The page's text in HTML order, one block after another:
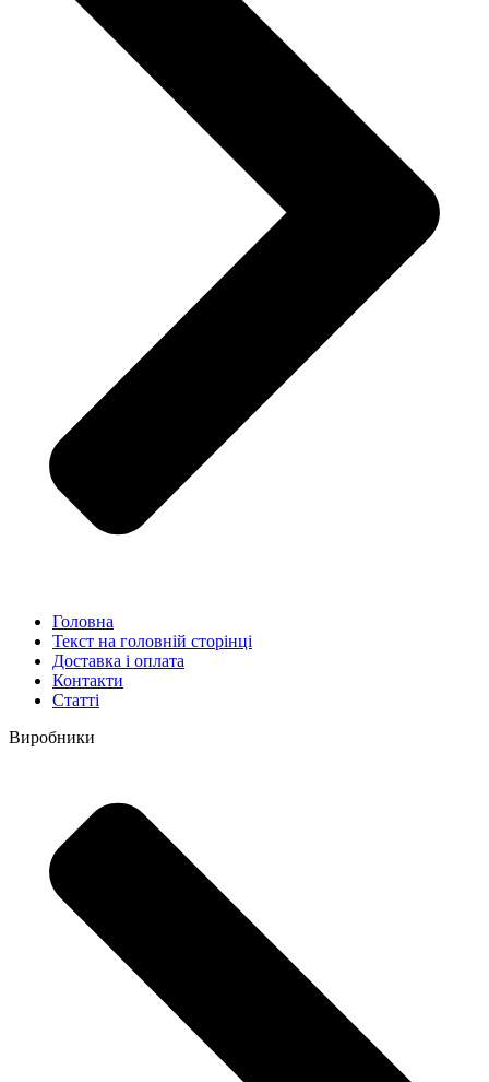
Головна
Текст на головній сторінці
Доставка і оплата
Контакти
Статті
Виробники